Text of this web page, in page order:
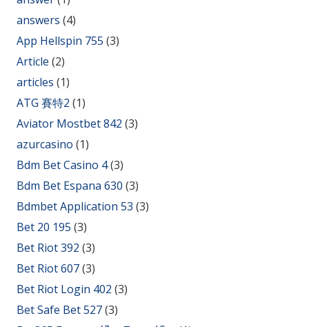
answers (4)
App Hellspin 755 (3)
Article (2)
articles (1)
ATG 賽特2 (1)
Aviator Mostbet 842 (3)
azurcasino (1)
Bdm Bet Casino 4(3)
Bdm Bet Espana 630 (3)
Bdmbet Application 53 (3)
Bet 20 195 (3)
Bet Riot 392 (3)
Bet Riot 607(3)
Bet Riot Login 402 (3)
Bet Safe Bet 527(3)